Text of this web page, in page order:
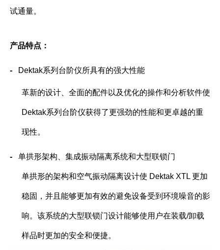
试通量。
产品特点：
- Dektak系列台阶仪所具有的强大性能
革新的设计、全面的配件以及优化的操作和分析软件使
Dektak系列台阶仪获得了更强劲的性能和更卓越的重
现性。
- 单拱形架构、集成振动隔离系统和大型联锁门
单拱形的架构和空气振动隔离设计使 Dektak XTL 更加
稳固，并且能够更加有效的避免设备受到环境噪音的影
响。该系统的大型联锁门设计能够使用户在装载/卸载
样品时更加的安全和便捷。